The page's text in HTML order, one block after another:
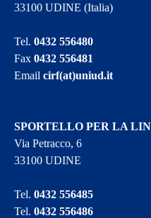
33100 UDINE (Italia)
Tel.0432 556480
Fax0432 556481
Emailcirf(at)uniud.it
SPORTELLO PER LA
Via Petracco, 6
33100 UDINE
Tel.0432 556485
Tel.0432 556486